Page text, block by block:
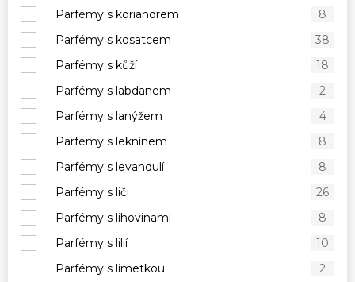
Parfémy s koriandrem
8
Parfémy s kosatcem
38
Parfémy s kůží
18
Parfémy s labdanem
2
Parfémy s lanýžem
4
Parfémy s leknínem
8
Parfémy s levandulí
8
Parfémy s liči
26
Parfémy s lihovinami
8
Parfémy s lilií
10
Parfémy s limetkou
2